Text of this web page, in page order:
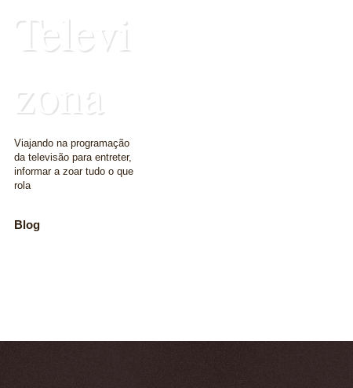
Televi
zona
Viajando na programação
da televisão para entreter,
informar a zoar tudo o que
rola
Blog